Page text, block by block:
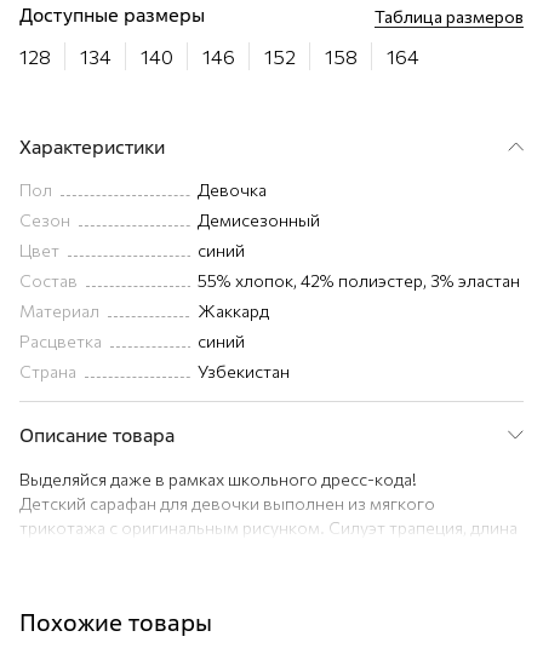
Доступные размеры Таблица размеров
128 134 140 146 152 158 164
Характеристики
Пол
Девочка
Сезон
Демисезонный
Цвет
синий
Состав
55% хлопок, 42% полиэстер, 3% эластан
Материал
Жаккард
Расцветка
синий
Страна
Узбекистан
Описание товара
Выделяйся даже в рамках школьного дресс-кода!
Детский сарафан для девочки выполнен из мягкого
трикотажа с оригинальным рисунком. Силуэт трапеция, длина
идеально подходит для осенних, весенних и даже летних
Похожие товары